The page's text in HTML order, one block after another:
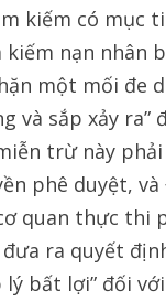
kiếm có mục
nạn nhân
một mối đe
và sắp xảy ra”
trừ này
phê duyệt,
quan thực thi
ra quyết
bất lợi” đối